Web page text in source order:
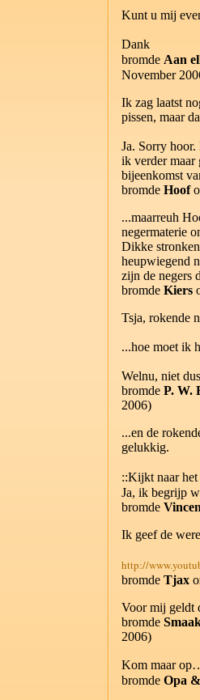
Kunt u mij
Dank
bromde Aan
November
Ik zag laatst
pissen, maar
Ja. Sorry
ik verder maar
bijeenkomst
bromde Hoof
...maarreuh
negermaterie
Dikke
heupwiegend
zijn de negers
bromde Kiers
Tsja, rokende
...hoe moet ik
Welnu, niet
bromde P. W.
2006)
...en de
gelukkig.
::Kijkt naar het
Ja, ik begrijp
bromde
Ik geef de
http://
bromde Tjax
Voor mij geldt
bromde
2006)
Kom maar
bromde Opa